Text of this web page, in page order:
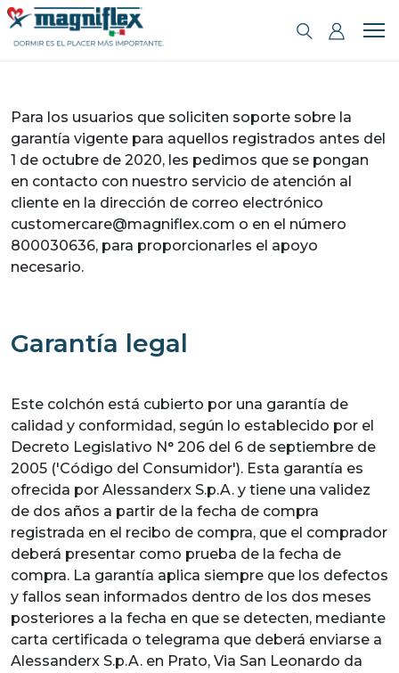
Para los usuarios que soliciten soporte sobre la
garantía vigente para aquellos registrados antes del
1 de octubre de 2020, les pedimos que se pongan
en contacto con nuestro servicio de atención al
cliente en la dirección de correo electrónico
customercare@magniflex.com o en el número
800030636, para proporcionarles el apoyo
necesario.
Garantía legal
Este colchón está cubierto por una garantía de
calidad y conformidad, según lo establecido por el
Decreto Legislativo N° 206 del 6 de septiembre de
2005 ('Código del Consumidor'). Esta garantía es
ofrecida por Alessanderx S.p.A. y tiene una validez
de dos años a partir de la fecha de compra
registrada en el recibo de compra, que el comprador
deberá presentar como prueba de la fecha de
compra. La garantía aplica siempre que los defectos
y fallos sean informados dentro de los dos meses
posteriores a la fecha en que se detecten, mediante
carta certificada o telegrama que deberá enviarse a
Alessanderx S.p.A. en Prato, Via San Leonardo da